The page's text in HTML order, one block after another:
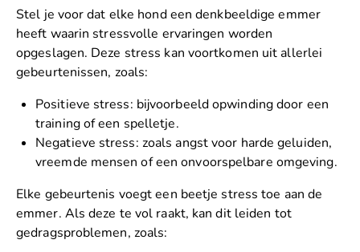
Stel je voor dat elke hond een denkbeeldige emmer
heeft waarin stressvolle ervaringen worden
opgeslagen. Deze stress kan voortkomen uit allerlei
gebeurtenissen, zoals:
Positieve stress: bijvoorbeeld opwinding door een
training of een spelletje.
Negatieve stress: zoals angst voor harde geluiden,
vreemde mensen of een onvoorspelbare omgeving.
Elke gebeurtenis voegt een beetje stress toe aan de
emmer. Als deze te vol raakt, kan dit leiden tot
gedragsproblemen, zoals: